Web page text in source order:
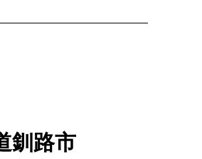
釧路市